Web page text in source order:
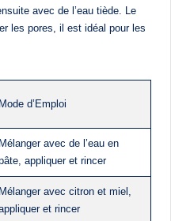
avec de l’eau tiède. Le
les pores, il est idéal pour les
Mode d’Emploi
Mélanger avec de l’eau en
appliquer et rincer
Mélanger avec citron et miel,
et rincer